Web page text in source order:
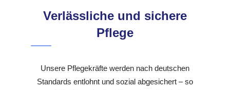
Verlässliche und sichere
Pflege
Unsere Pflegekräfte werden nach deutschen
Standards entlohnt und sozial abgesichert – so